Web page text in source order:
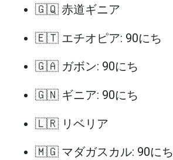
🇬🇶 赤道ギニア
🇪🇹 エチオピア: 90にち
🇬🇦 ガボン: 90にち
🇬🇳 ギニア: 90にち
🇱🇷 リベリア
🇲🇬 マダガスカル: 90にち